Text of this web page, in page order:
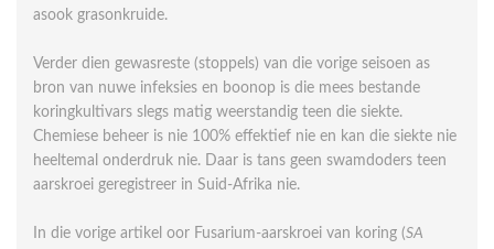
asook grasonkruide.
Verder dien gewasreste (stoppels) van die vorige seisoen as
bron van nuwe infeksies en boonop is die mees bestande
koringkultivars slegs matig weerstandig teen die siekte.
Chemiese beheer is nie 100% effektief nie en kan die siekte nie
heeltemal onderdruk nie. Daar is tans geen swamdoders teen
aarskroei ge­registreer in Suid-Afrika nie.
In die vorige artikel oor Fusarium-aarskroei van koring (SA